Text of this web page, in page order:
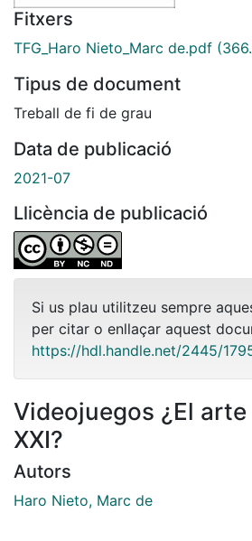
Fitxers
TFG_Haro Nieto_Marc de.pdf
Tipus de document
Treball de fi de grau
Data de publicació
2021-07
Llicència de publicació
Si us plau utilitzeu sempre
per citar o enllaçar aquest
https://hdl.handle.net/2445/
Videojuegos ¿El
XXI?
Autors
Haro Nieto, Marc de